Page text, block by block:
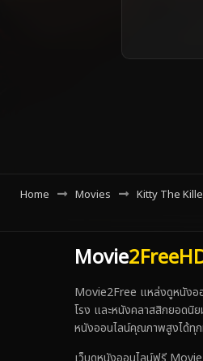
Home Movies Kitty The
Movie
Movie2Free แหล่งดูหนังอ
โรง และหนังคลาสสิกยอดนิ
หนังออนไลน์คุณภาพสูงได้ทุก